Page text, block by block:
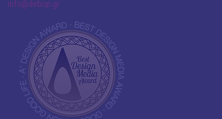
info@debop.gr